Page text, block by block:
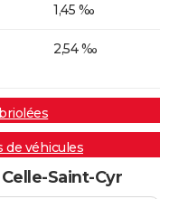
1,45 ‰
2,54 ‰
de véhicules
Saint-Cyr